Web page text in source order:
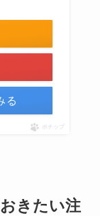
る
ポチップ
きたい注